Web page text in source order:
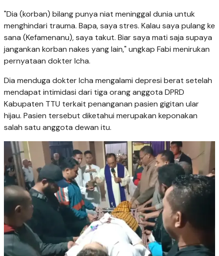
"Dia (korban) bilang punya niat meninggal dunia untuk
menghindari trauma. Bapa, saya stres. Kalau saya pulang ke
sana (Kefamenanu), saya takut. Biar saya mati saja supaya
jangankan korban nakes yang lain," ungkap Fabi menirukan
pernyataan dokter Icha.
Dia menduga dokter Icha mengalami depresi berat setelah
mendapat intimidasi dari tiga orang anggota DPRD
Kabupaten TTU terkait penanganan pasien gigitan ular
hijau. Pasien tersebut diketahui merupakan keponakan
salah satu anggota dewan itu.